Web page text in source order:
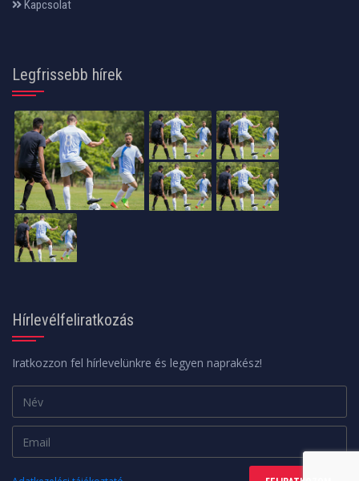
Kapcsolat
Legfrissebb hírek
Hírlevélfeliratkozás
Iratkozzon fel hírlevelünkre és legyen naprakész!